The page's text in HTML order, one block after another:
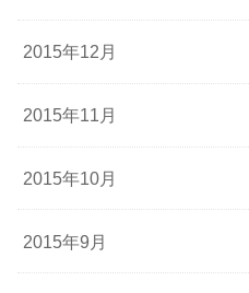
2015年12月
2015年11月
2015年10月
2015年9月